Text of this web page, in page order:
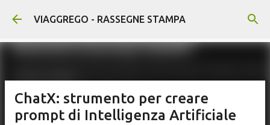
Passa ai contenuti principali
VIAGGREGO - RASSEGNE STAMPA
ChatX: strumento per creare
prompt di Intelligenza Artificiale